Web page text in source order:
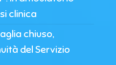
clinica
chiuso,
del Servizio